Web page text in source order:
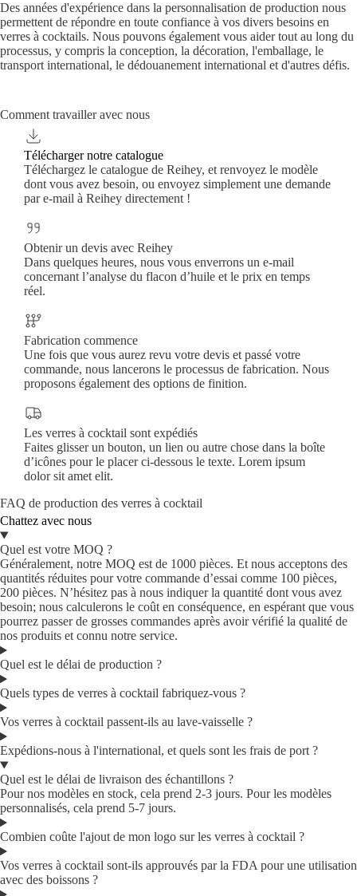
Des années d'expérience dans la personnalisation de production nous
permettent de répondre en toute confiance à vos divers besoins en
verres à cocktails. Nous pouvons également vous aider tout au long du
processus, y compris la conception, la décoration, l'emballage, le
transport international, le dédouanement international et d'autres défis.
Comment travailler avec nous
Télécharger notre catalogue
Téléchargez le catalogue de Reihey, et renvoyez le modèle
dont vous avez besoin, ou envoyez simplement une demande
par e-mail à Reihey directement !
Obtenir un devis avec Reihey
Dans quelques heures, nous vous enverrons un e-mail
concernant l’analyse du flacon d’huile et le prix en temps
réel.
Fabrication commence
Une fois que vous aurez revu votre devis et passé votre
commande, nous lancerons le processus de fabrication. Nous
proposons également des options de finition.
Les verres à cocktail sont expédiés
Faites glisser un bouton, un lien ou autre chose dans la boîte
d’icônes pour le placer ci-dessous le texte. Lorem ipsum
dolor sit amet elit.
FAQ de production des verres à cocktail
Chattez avec nous
Quel est votre MOQ ?
Généralement, notre MOQ est de 1000 pièces. Et nous acceptons des
quantités réduites pour votre commande d’essai comme 100 pièces,
200 pièces. N’hésitez pas à nous indiquer la quantité dont vous avez
besoin; nous calculerons le coût en conséquence, en espérant que vous
pourrez passer de grosses commandes après avoir vérifié la qualité de
nos produits et connu notre service.
Quel est le délai de production ?
Quels types de verres à cocktail fabriquez-vous ?
Vos verres à cocktail passent-ils au lave-vaisselle ?
Expédions-nous à l'international, et quels sont les frais de port ?
Quel est le délai de livraison des échantillons ?
Pour nos modèles en stock, cela prend 2-3 jours. Pour les modèles
personnalisés, cela prend 5-7 jours.
Combien coûte l'ajout de mon logo sur les verres à cocktail ?
Vos verres à cocktail sont-ils approuvés par la FDA pour une utilisation
avec des boissons ?